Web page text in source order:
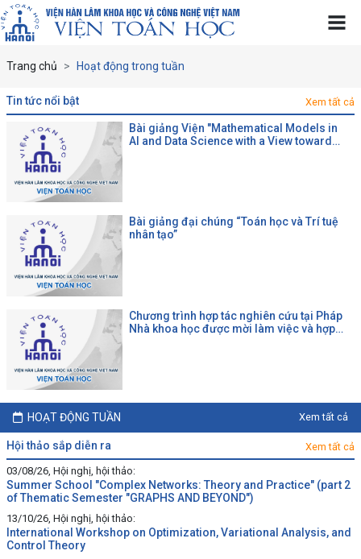
Trang chủ Hoạt động trong tuần
tin tức nổi bật Xem tất cả
Bài giảng Viện "Mathematical Models in
AI and Data Science with a View toward
Bài giảng đại chúng “Toán học và Trí tuệ
nhân tạo”
Chương trình hợp tác nghiên cứu tại Pháp
Nhà khoa học được mời làm việc và hợp
HOẠT ĐỘNG TUẦN Xem tất cả
hội thảo sắp diễn ra
Xem tất cả
03/08/26, Hội nghị, hội thảo:
Summer School "Complex Networks: Theory and Practice" (part 2
of Thematic Semester "GRAPHS AND BEYOND")
13/10/26, Hội nghị, hội thảo:
International Workshop on Optimization, Variational Analysis, and
Control Theory